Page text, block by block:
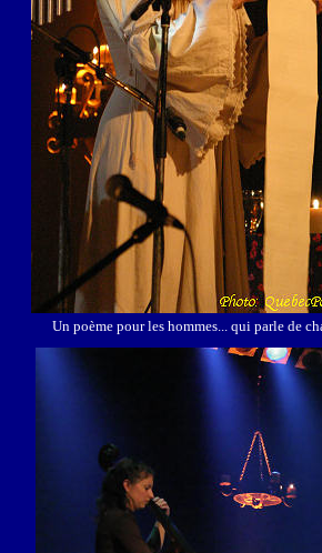
Un poème pour les hommes... qui parle de